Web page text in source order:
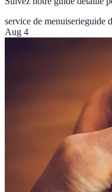
service de menuiserieguide
Aug 4